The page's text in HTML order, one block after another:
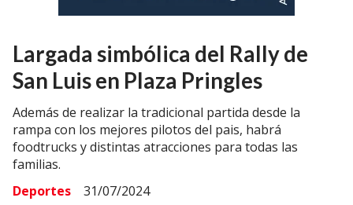
Largada simbólica del Rally de
San Luis en Plaza Pringles
Además de realizar la tradicional partida desde la
rampa con los mejores pilotos del pais, habrá
foodtrucks y distintas atracciones para todas las
familias.
Deportes
31/07/2024